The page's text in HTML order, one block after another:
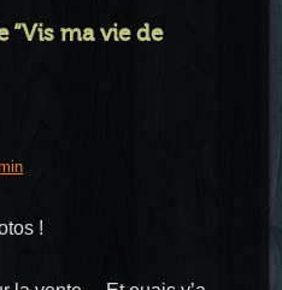
“Vis ma vie de
!